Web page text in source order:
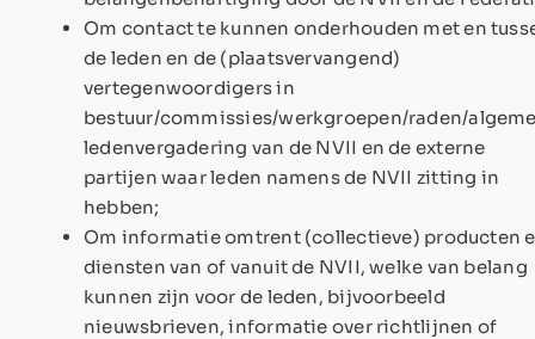
Om contact te kunnen onderhouden met en
de leden en de (plaatsvervangend)
vertegenwoordigers in
bestuur/commissies/werkgroepen/raden/
ledenvergadering van de NVII en de externe
partijen waar leden namens de NVII zitting in
hebben;
Om informatie omtrent (collectieve) producten
diensten van of vanuit de NVII, welke van belang
kunnen zijn voor de leden, bijvoorbeeld
nieuwsbrieven, informatie over richtlijnen of